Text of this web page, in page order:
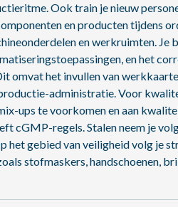
Ook train je nieuw
en producten tijdens
en werkruimten.
en het
omvat het invullen van
administratie. Voor
ups te voorkomen en aan
cGMP-regels. Stalen neem je
het gebied van veiligheid volg je
stofmaskers, handschoenen,